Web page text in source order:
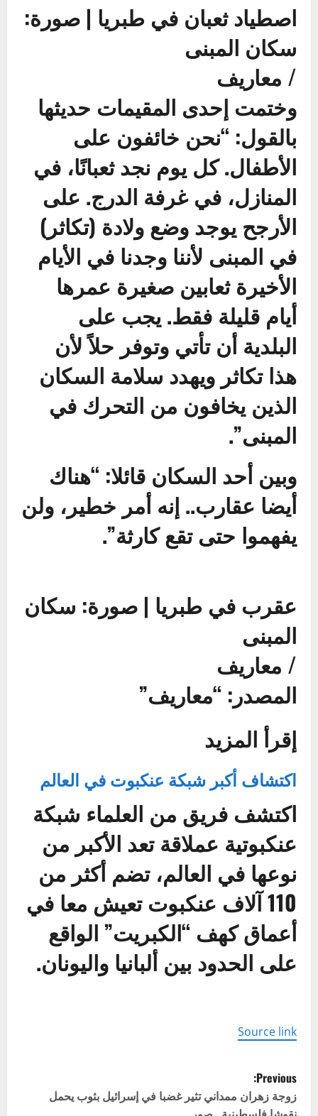
اصطياد ثعبان في طبريا | صورة:
سكان المبنى
/ معاريف
وختمت إحدى المقيمات حديثها
بالقول: “نحن خائفون على
الأطفال. كل يوم نجد ثعبانًا، في
المنازل، في غرفة الدرج. على
الأرجح يوجد وضع ولادة (تكاثر)
في المبنى لأننا وجدنا في الأيام
الأخيرة ثعابين صغيرة عمرها
أيام قليلة فقط. يجب على
البلدية أن تأتي وتوفر حلاً لأن
هذا تكاثر ويهدد سلامة السكان
الذين يخافون من التحرك في
المبنى”.
وبين أحد السكان قائلا: “هناك
أيضا عقارب.. إنه أمر خطير، ولن
يفهموا حتى تقع كارثة”.
عقرب في طبريا | صورة: سكان
المبنى
/ معاريف
المصدر: “معاريف”
إقرأ المزيد
اكتشاف أكبر شبكة عنكبوت في العالم
اكتشف فريق من العلماء شبكة
عنكبوتية عملاقة تعد الأكبر من
نوعها في العالم، تضم أكثر من
110 آلاف عنكبوت تعيش معا في
أعماق كهف “الكبريت” الواقع
على الحدود بين ألبانيا واليونان.
Source link
P
o
Previous:
زوجة زهران ممداني تثير غضبا في إسرائيل بثوب يحمل